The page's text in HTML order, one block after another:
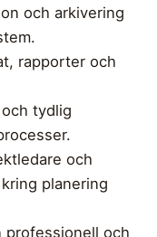
och arkivering
rapporter och
tydlig
och
planering
professionell och